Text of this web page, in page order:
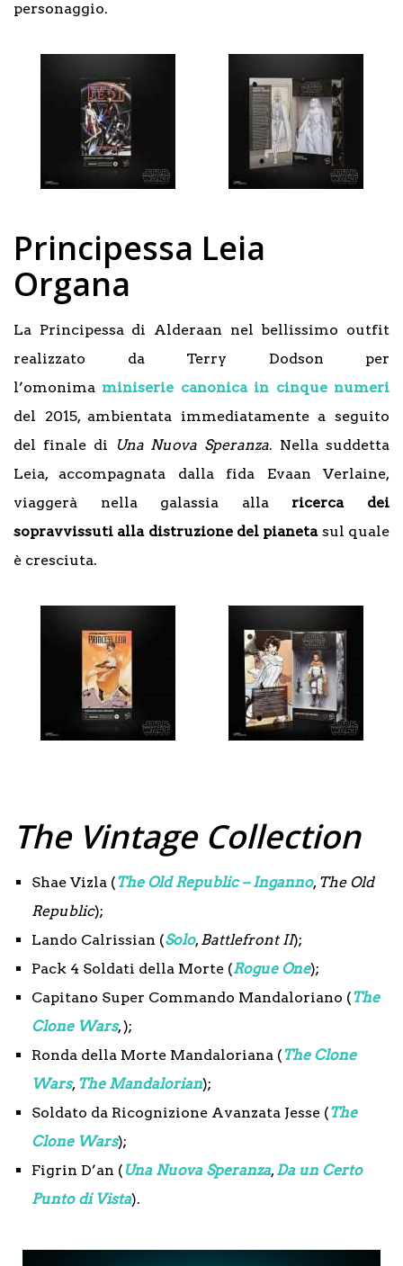
personaggio.
Principessa Leia
Organa
La Principessa di Alderaan nel bellissimo outfit
realizzato da Terry Dodson per
l’omonima miniserie canonica in cinque numeri
del 2015, ambientata immediatamente a seguito
del finale di
Una Nuova Speranza. Nella suddetta
Leia, accompagnata dalla fida Evaan Verlaine,
viaggerà nella galassia alla ricerca dei
sopravvissuti alla distruzione del pianetasul quale
è cresciuta.
The Vintage Collection
Shae Vizla (The Old Republic – Inganno, The Old
Republic);
Lando Calrissian (Solo,Battlefront II);
Pack 4 Soldati della Morte (Rogue One);
Capitano Super Commando Mandaloriano (The
Clone Wars, );
Ronda della Morte Mandaloriana (The Clone
Wars, The Mandalorian);
Soldato da Ricognizione Avanzata Jesse (The
Clone Wars);
Figrin D’an ( Una Nuova Speranza,Da un Certo
Punto di Vista).